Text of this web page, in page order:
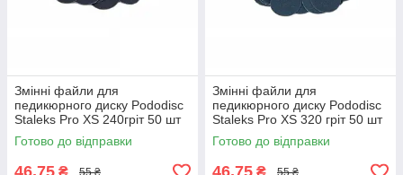
Змінні файли для
педикюрного диску Pododisc
Staleks Pro XS 240гріт 50 шт
Готово до відправки
46,75 ₴ 55 ₴
Змінні файли для
педикюрного диску Pododisc
Staleks Pro XS 320 гріт 50 шт
Готово до відправки
46,75 ₴ 55 ₴